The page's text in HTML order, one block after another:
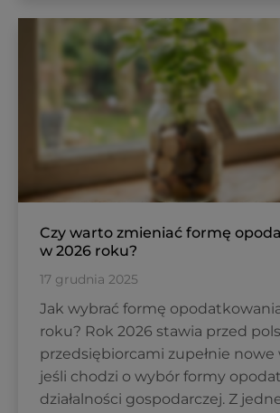
Czy warto zmieniać formę
w 2026 roku?
17 grudnia 2025
Jak wybrać formę
roku? Rok 2026 stawia przed
przedsiębiorcami zupełnie nowe
jeśli chodzi o wybór formy
działalności gospodarczej. Z